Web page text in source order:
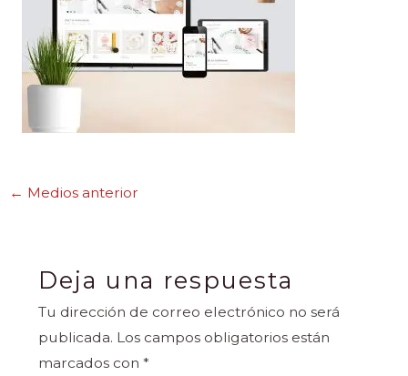
← Medios anterior
Deja una respuesta
Tu dirección de correo electrónico no será
publicada. Los campos obligatorios están
marcados con *